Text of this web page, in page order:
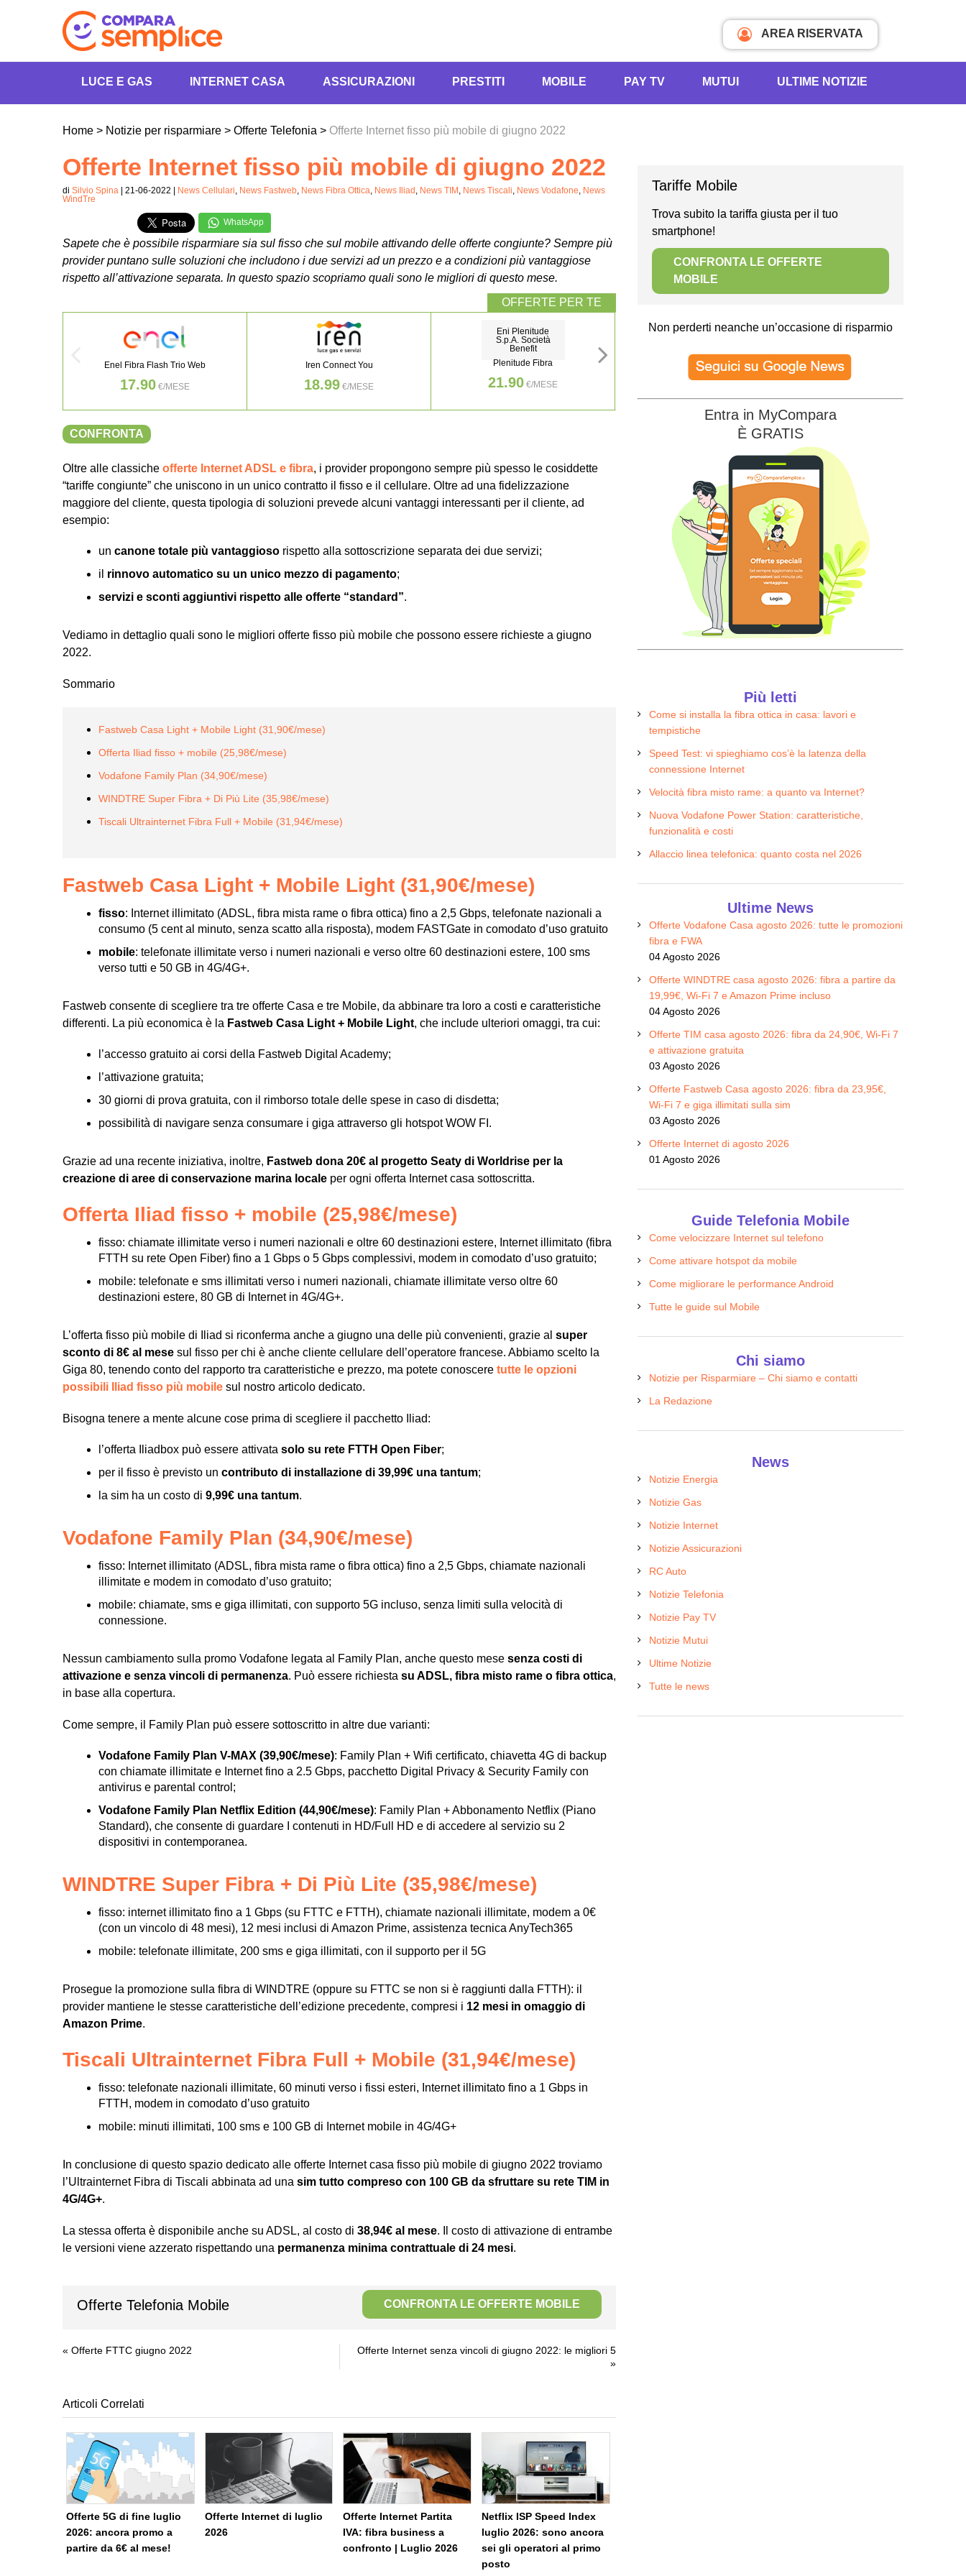
AREA RISERVATA
LUCE E GAS INTERNET CASA ASSICURAZIONI PRESTITI MOBILE PAY TV MUTUI ULTIME NOTIZIE
Home > Notizie per risparmiare > Offerte Telefonia > Offerte Internet fisso più mobile di giugno 2022
Offerte Internet fisso più mobile di giugno 2022
di Silvio Spina | 21-06-2022 | News Cellulari, News Fastweb, News Fibra Ottica, News Iliad , News TIM , News Tiscali, News Vodafone, News
WindTre
WhatsApp
Sapete che è possibile risparmiare sia sul fisso che sul mobile attivando delle offerte congiunte? Sempre più
provider puntano sulle soluzioni che includono i due servizi ad un prezzo e a condizioni più vantaggiose
rispetto all’attivazione separata. In questo spazio scopriamo quali sono le migliori di questo mese.
Enel Fibra Flash Trio Web
17.90 €/MESE
Iren Connect You
18.99 €/MESE
Eni Plenitude
S.p.A. Società
Benefit
Plenitude Fibra
21.90 €/MESE
Illumia
Illumia Wi-FI
22.90
CONFRONTA
Oltre alle classiche offerte Internet ADSL e fibra, i provider propongono sempre più spesso le cosiddette
“tariffe congiunte” che uniscono in un unico contratto il fisso e il cellulare. Oltre ad una fidelizzazione
maggiore del cliente, questa tipologia di soluzioni prevede alcuni vantaggi interessanti per il cliente, ad
esempio:
un canone totale più vantaggioso rispetto alla sottoscrizione separata dei due servizi;
il rinnovo automatico su un unico mezzo di pagamento;
servizi e sconti aggiuntivi rispetto alle offerte “standard”.
Vediamo in dettaglio quali sono le migliori offerte fisso più mobile che possono essere richieste a giugno
2022.
Sommario
Fastweb Casa Light + Mobile Light (31,90€/mese)
Offerta Iliad fisso + mobile (25,98€/mese)
Vodafone Family Plan (34,90€/mese)
WINDTRE Super Fibra + Di Più Lite (35,98€/mese)
Tiscali Ultrainternet Fibra Full + Mobile (31,94€/mese)
Fastweb Casa Light + Mobile Light (31,90€/mese)
fisso: Internet illimitato (ADSL, fibra mista rame o fibra ottica) fino a 2,5 Gbps, telefonate nazionali a
consumo (5 cent al minuto, senza scatto alla risposta), modem FASTGate in comodato d’uso gratuito
mobile: telefonate illimitate verso i numeri nazionali e verso oltre 60 destinazioni estere, 100 sms
verso tutti e 50 GB in 4G/4G+.
Fastweb consente di scegliere tra tre offerte Casa e tre Mobile, da abbinare tra loro a costi e caratteristiche
differenti. La più economica è la Fastweb Casa Light + Mobile Light, che include ulteriori omaggi, tra cui:
l’accesso gratuito ai corsi della Fastweb Digital Academy;
l’attivazione gratuita;
30 giorni di prova gratuita, con il rimborso totale delle spese in caso di disdetta;
possibilità di navigare senza consumare i giga attraverso gli hotspot WOW FI.
Grazie ad una recente iniziativa, inoltre, Fastweb dona 20€ al progetto Seaty di Worldrise per la
creazione di aree di conservazione marina locale per ogni offerta Internet casa sottoscritta.
Offerta Iliad fisso + mobile (25,98€/mese)
fisso: chiamate illimitate verso i numeri nazionali e oltre 60 destinazioni estere, Internet illimitato (fibra
FTTH su rete Open Fiber) fino a 1 Gbps o 5 Gbps complessivi, modem in comodato d’uso gratuito;
mobile: telefonate e sms illimitati verso i numeri nazionali, chiamate illimitate verso oltre 60
destinazioni estere, 80 GB di Internet in 4G/4G+.
L’offerta fisso più mobile di Iliad si riconferma anche a giugno una delle più convenienti, grazie al super
sconto di 8€ al mese sul fisso per chi è anche cliente cellulare dell’operatore francese. Abbiamo scelto la
Giga 80, tenendo conto del rapporto tra caratteristiche e prezzo, ma potete conoscere tutte le opzioni
possibili Iliad fisso più mobile sul nostro articolo dedicato.
Bisogna tenere a mente alcune cose prima di scegliere il pacchetto Iliad:
l’offerta Iliadbox può essere attivata solo su rete FTTH Open Fiber;
per il fisso è previsto un contributo di installazione di 39,99€ una tantum;
la sim ha un costo di 9,99€ una tantum.
Vodafone Family Plan (34,90€/mese)
fisso: Internet illimitato (ADSL, fibra mista rame o fibra ottica) fino a 2,5 Gbps, chiamate nazionali
illimitate e modem in comodato d’uso gratuito;
mobile: chiamate, sms e giga illimitati, con supporto 5G incluso, senza limiti sulla velocità di
connessione.
Nessun cambiamento sulla promo Vodafone legata al Family Plan, anche questo mese senza costi di
attivazione e senza vincoli di permanenza. Può essere richiesta su ADSL, fibra misto rame o fibra ottica,
in base alla copertura.
Come sempre, il Family Plan può essere sottoscritto in altre due varianti:
Vodafone Family Plan V-MAX (39,90€/mese): Family Plan + Wifi certificato, chiavetta 4G di backup
con chiamate illimitate e Internet fino a 2.5 Gbps, pacchetto Digital Privacy & Security Family con
antivirus e parental control;
Vodafone Family Plan Netflix Edition (44,90€/mese): Family Plan + Abbonamento Netflix (Piano
Standard), che consente di guardare I contenuti in HD/Full HD e di accedere al servizio su 2
dispositivi in contemporanea.
WINDTRE Super Fibra + Di Più Lite (35,98€/mese)
fisso: internet illimitato fino a 1 Gbps (su FTTC e FTTH), chiamate nazionali illimitate, modem a 0€
(con un vincolo di 48 mesi), 12 mesi inclusi di Amazon Prime, assistenza tecnica AnyTech365
mobile: telefonate illimitate, 200 sms e giga illimitati, con il supporto per il 5G
Prosegue la promozione sulla fibra di WINDTRE (oppure su FTTC se non si è raggiunti dalla FTTH): il
provider mantiene le stesse caratteristiche dell’edizione precedente, compresi i 12 mesi in omaggio di
Amazon Prime.
Tiscali Ultrainternet Fibra Full + Mobile (31,94€/mese)
fisso: telefonate nazionali illimitate, 60 minuti verso i fissi esteri, Internet illimitato fino a 1 Gbps in
FTTH, modem in comodato d’uso gratuito
mobile: minuti illimitati, 100 sms e 100 GB di Internet mobile in 4G/4G+
In conclusione di questo spazio dedicato alle offerte Internet casa fisso più mobile di giugno 2022 troviamo
l’Ultrainternet Fibra di Tiscali abbinata ad una sim tutto compreso con 100 GB da sfruttare su rete TIM in
4G/4G+.
La stessa offerta è disponibile anche su ADSL, al costo di 38,94€ al mese. Il costo di attivazione di entrambe
le versioni viene azzerato rispettando una permanenza minima contrattuale di 24 mesi.
Offerte Telefonia Mobile CONFRONTA LE OFFERTE MOBILE
« Offerte FTTC giugno 2022
Offerte Internet senza vincoli di giugno 2022: le migliori 5
»
Articoli Correlati
Offerte 5G di fine luglio
2026: ancora promo a
partire da 6€ al mese!
Offerte Internet di luglio
2026
Offerte Internet Partita
IVA: fibra business a
confronto | Luglio 2026
Netflix ISP Speed Index
luglio 2026: sono ancora
sei gli operatori al primo
posto
Tariffe Mobile
Trova subito la tariffa giusta per il tuo
smartphone!
CONFRONTA LE OFFERTE
MOBILE
Non perderti neanche un’occasione di risparmio
Entra in MyCompara
È GRATIS
Più letti
Come si installa la fibra ottica in casa: lavori e
tempistiche
Speed Test: vi spieghiamo cos’è la latenza della
connessione Internet
Velocità fibra misto rame: a quanto va Internet?
Nuova Vodafone Power Station: caratteristiche,
funzionalità e costi
Allaccio linea telefonica: quanto costa nel 2026
Ultime News
Offerte Vodafone Casa agosto 2026: tutte le promozioni
fibra e FWA
04 Agosto 2026
Offerte WINDTRE casa agosto 2026: fibra a partire da
19,99€, Wi-Fi 7 e Amazon Prime incluso
04 Agosto 2026
Offerte TIM casa agosto 2026: fibra da 24,90€, Wi-Fi 7
e attivazione gratuita
03 Agosto 2026
Offerte Fastweb Casa agosto 2026: fibra da 23,95€,
Wi-Fi 7 e giga illimitati sulla sim
03 Agosto 2026
Offerte Internet di agosto 2026
01 Agosto 2026
Guide Telefonia Mobile
Come velocizzare Internet sul telefono
Come attivare hotspot da mobile
Come migliorare le performance Android
Tutte le guide sul Mobile
Chi siamo
Notizie per Risparmiare – Chi siamo e contatti
La Redazione
News
Notizie Energia
Notizie Gas
Notizie Internet
Notizie Assicurazioni
RC Auto
Notizie Telefonia
Notizie Pay TV
Notizie Mutui
Ultime Notizie
Tutte le news